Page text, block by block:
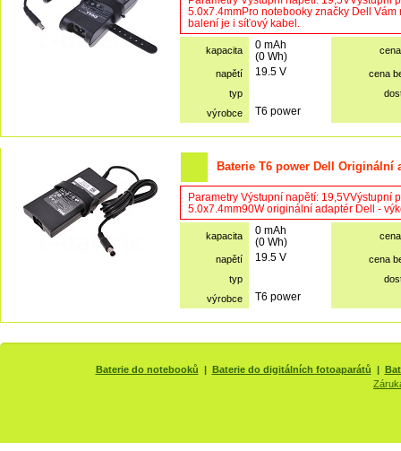
5.0x7.4mmPro notebooky značky Dell
balení je i síťový kabel.
kapacita
0 mAh
(0 Wh)
napětí 19.5 V
cena
typ
výrobce
T6 power
Baterie T6 power Dell Originální
Parametry Výstupní napětí: 19,5VVýstupní
5.0x7.4mm90W originální adaptér Dell -
kapacita
0 mAh
(0 Wh)
napětí 19.5 V
cena
typ
výrobce
T6 power
Baterie do notebooků | Baterie do digitálních fotoaparátů |